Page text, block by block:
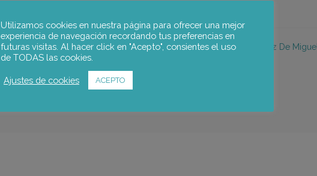
Joan Antoni Serra Pardo,Pablo Sanz De Miguel
Utilizamos cookies en nuestra página para ofrecer una mejor
experiencia de navegación recordando tus preferencias en
futuras visitas. Al hacer click en "Acepto", consientes el uso
de TODAS las cookies.
Ajustes de cookies ACEPTO